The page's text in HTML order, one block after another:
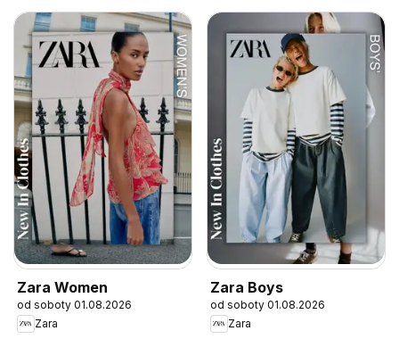
Zara Women
od soboty 01.08.2026
Zara
Zara Boys
od soboty 01.08.2026
Zara